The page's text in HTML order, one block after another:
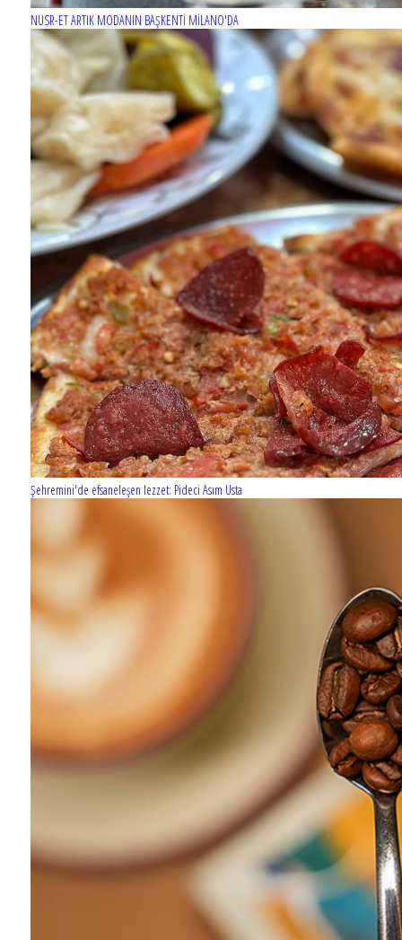
NUSR-ET ARTIK MODANIN BAŞKENTİ MİLANO'DA
Şehremini'de efsaneleşen lezzet: Pideci Asım Usta